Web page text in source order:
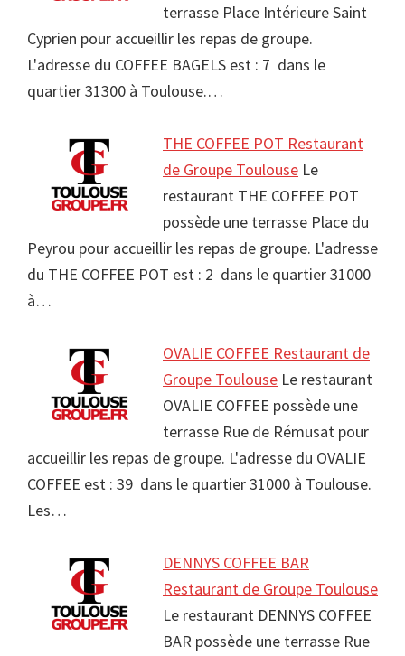
terrasse Place Intérieure Saint
Cyprien pour accueillir les repas de groupe.
L'adresse du COFFEE BAGELS est : 7 dans le
quartier 31300 à Toulouse.…
THE COFFEE POT Restaurant
de Groupe Toulouse Le
restaurant THE COFFEE POT
possède une terrasse Place du
Peyrou pour accueillir les repas de groupe. L'adresse
du THE COFFEE POT est : 2 dans le quartier 31000
à…
OVALIE COFFEE Restaurant de
Groupe Toulouse Le restaurant
OVALIE COFFEE possède une
terrasse Rue de Rémusat pour
accueillir les repas de groupe. L'adresse du OVALIE
COFFEE est : 39 dans le quartier 31000 à Toulouse.
Les…
DENNYS COFFEE BAR
Restaurant de Groupe Toulouse
Le restaurant DENNYS COFFEE
BAR possède une terrasse Rue